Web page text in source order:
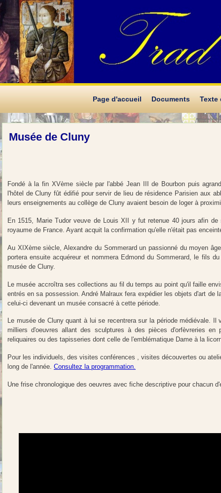
Page d'accueil Documents Texte
Musée de Cluny
Fondé à la fin XVème siècle par l'abbé Jean III de Bourbon puis
l'hôtel de Cluny fût édifié pour servir de lieu de résidence Parisien aux
leurs enseignements au collège de Cluny avaient besoin de loger à
En 1515, Marie Tudor veuve de Louis XII y fut retenue 40 jours afin de
royaume de France. Ayant acquit la confirmation qu'elle n'était pas
Au XIXème siècle, Alexandre du Sommerard un passionné du moyen
portera ensuite acquéreur et nommera Edmond du Sommerard, le fils
musée de Cluny.
Le musée accroîtra ses collections au fil du temps au point qu'il faille
entrés en sa possession. André Malraux fera expédier les objets d'art de
celui-ci devenant un musée consacré à cette période.
Le musée de Cluny quant à lui se recentrera sur la période médiévale. Il
milliers d'oeuvres allant des sculptures à des pièces d'orfèvreries
reliquaires ou des tapisseries dont celle de l'emblématique Dame à la
Pour les individuels, des visites conférences , visites découvertes ou
long de l'année. Consultez la programmation.
Une frise chronologique des oeuvres avec fiche descriptive pour chacun